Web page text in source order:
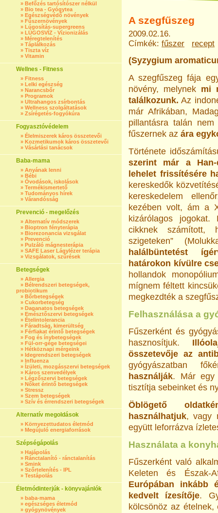
» Befőzés tartósítószer nélkül
» Bio tea - Gyógytea
» Egészségvédő növények
» Fűszernövények
» Lúgosítás-supergreens
» LÚGOSVÍZ - Vízionizálás
» Méregtelenítés
» Táplálkozás
» Tiszta víz
» Vitamin
Wellnes - Fitness
» Fitness
» Lelki egészség
» Narancsbőr
» Programok
» Ultrahangos zsírbontás
» Wellness szolgáltatások
» Zsírégetés-fogyókúra
Fogyasztóvédelem
» Élelmiszerek káros összetevői
» Kozmetikumok káros összetevői
» Vásárlási tanácsok
Baba-mama
» Anyának lenni
» Bébi
» Óvodások, iskolások
» Termékismertető
» Tudományos hírek
» Várandósság
Prevenció - megelőzés
» Alternatív módszerek
» Bioptron fényterápia
» Biorezonancia vizsgálat
» Prevenció
» Pulzáló mágnesterápia
» SAFE Laser Lágylézer terápia
» Vizsgálatok, szűrések
Betegségek
» Allergia
» Bélrendszeri betegségek,
probiotikum
» Bőrbetegségek
» Cukorbetegség
» Daganatos betegségek
» Emésztőszervi betegségek
» Ételintolerancia
» Fáradtság, kimerültség
» Férfiakat érintő betegségek
» Fog és ínybetegségek
» Fül-orr-gége betegségei
» Hétköznapi mérgeink
» Idegrendszeri betegségek
» Influenza
» Ízületi, mozgásszervi betegségek
» Káros szenvedélyek
» Légzőszervi betegségek
» Nőket érintő betegségek
» Stressz
» Szem betegségek
» Szív és érrendszeri betegségek
Alternatív megoldások
» Környezettudatos életmód
» Megújuló energiaforrások
Szépségápolás
» Hajápolás
» Ránctalanító - ránctalanítás
» Smink
» Szőrtelenítés - IPL
» Testápolás
Életmódinterjúk - könyvajánlók
» baba-mama
» egészséges életmód
» gyógynövények
A szegfűszeg
2009.02.16.
Címkék: fűszer recept
(Syzygium
A szegfűszeg fája
növény, melynekmi
találkozunk. Az
már Afrikában,
pillantásra talán
fűszernek az ára
Története
szerint már a Han-
lehelet frissítésére
kereskedők
kereskedelem
kezében volt, ám a
kizárólagos
cikknek számított,
szigeteken”
halálbüntetést
határokon kívülre
hollandok
mígnem féltett
megkezdték a
Felhasználása a
Fűszerként és
hasznosítjuk.
összetevője az
gyógyászatban
használják. Már egy
tisztítja sebeinket és
Öblögető
használhatjuk, vagy
együtt leforrázva
Használata a
Fűszerként való
Keleten és Észak-
Európában inkább
kedvelt ízesítője.
kölcsönöz az